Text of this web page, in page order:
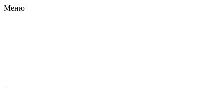
Меню